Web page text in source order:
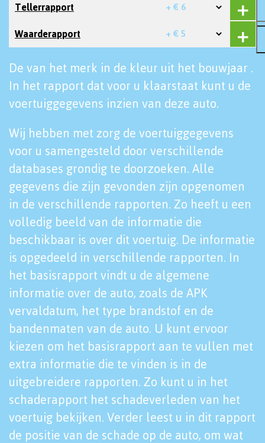
Tellerrapport + € 6
Waarderapport + € 5
De van het merk in de kleur uit het bouwjaar .
In het rapport dat voor u klaarstaat kunt u de
voertuiggegevens inzien van deze auto.
Wij hebben met zorg de voertuiggegevens
voor u samengesteld door verschillende
databases grondig te doorzoeken. Alle
gegevens die zijn gevonden zijn opgenomen
in de verschillende rapporten. Zo heeft u een
volledig beeld van de informatie die
beschikbaar is over dit voertuig. De informatie
is opgedeeld in verschillende rapporten. In
het basisrapport vindt u de algemene
informatie over de auto, zoals de APK
vervaldatum, het type brandstof en de
bandenmaten van de auto. U kunt ervoor
kiezen om het basisrapport aan te vullen met
extra informatie die te vinden is in de
uitgebreidere rapporten. Zo kunt u in het
schaderapport het schadeverleden van het
voertuig bekijken. Verder leest u in dit rapport
de positie van de schade op de auto, om wat